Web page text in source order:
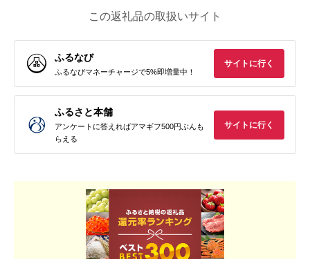
この返礼品の取扱いサイト
ふるなび
ふるなびマネーチャージで5%即増量中！
サイトに行く
ふるさと本舗
アンケートに答えればアマギフ500円ぶんも
らえる
サイトに行く